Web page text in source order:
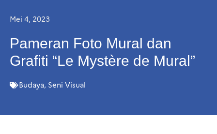
Mei 4, 2023
Pameran Foto Mural dan
Grafiti “Le Mystère de Mural”
Budaya, Seni Visual